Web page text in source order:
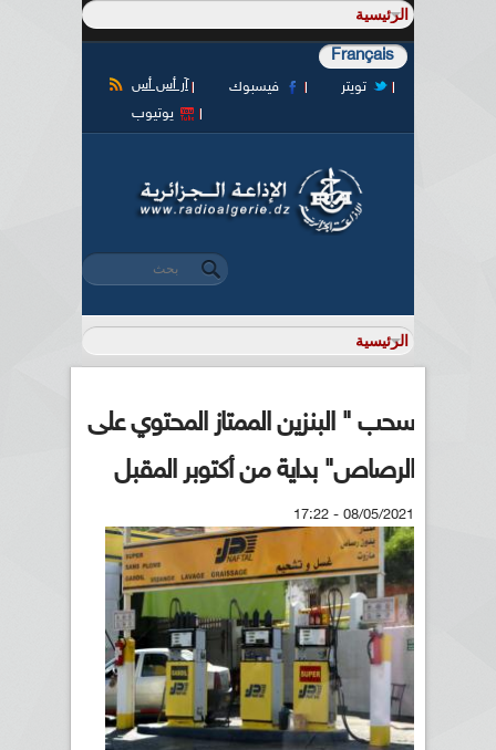
Français
آر أس أس فيسبوك
تويتر
يوتيوب
استمارة البحث
‏بحث ‏
سحب " البنزين الممتاز المحتوي على
الرصاص" بداية من أكتوبر المقبل
08/05/2021 - 17:22